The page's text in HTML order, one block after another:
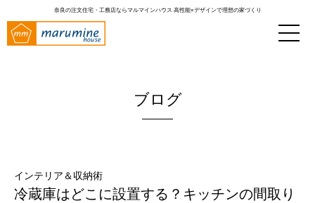
奈良の注文住宅・工務店ならマルマインハウス 高性能×デザインで理想の家づくり
ブログ
インテリア＆収納術
冷蔵庫はどこに設置する？キッチンの間取り